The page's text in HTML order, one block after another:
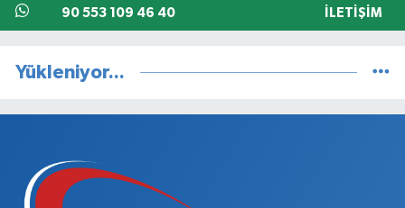
90 553 109 46 40 İLETIŞIM
Yükleniyor...